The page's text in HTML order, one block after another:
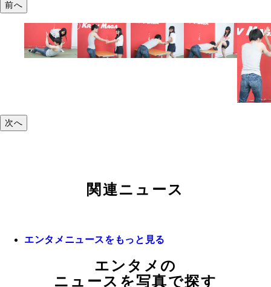
前へ
次へ
関連ニュース
エンタメニュースをもっと見る
エンタメの
ニュースを写真で探す